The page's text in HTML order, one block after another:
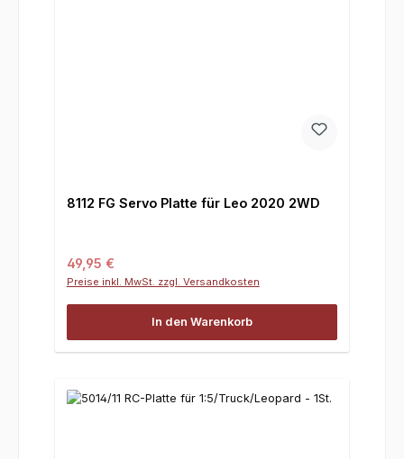
8112 FG Servo Platte für Leo 2020 2WD
Regulärer Preis:
49,95 €
Preise inkl. MwSt. zzgl. Versandkosten
In den Warenkorb